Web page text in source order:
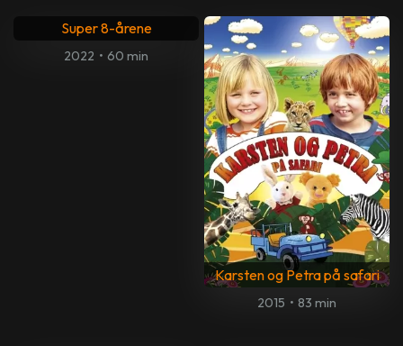
Super 8-årene
2022 • 60 min
Karsten og Petra på safari
2015 • 83 min